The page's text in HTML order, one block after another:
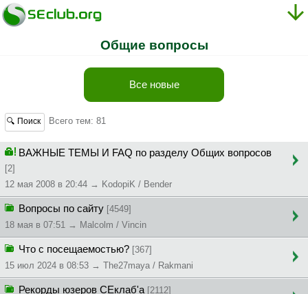
Общие вопросы
Все новые
🔍 Поиск Всего тем: 81
ВАЖНЫЕ ТЕМЫ И FAQ по разделу Общих вопросов
[2]
12 мая 2008 в 20:44 → KodopiK / Bender
Вопросы по сайту [4549]
18 мая в 07:51 → Malcolm / Vincin
Что с посещаемостью? [367]
15 июл 2024 в 08:53 → The27maya / Rakmani
Рекорды юзеров СЕклаб'а [2112]